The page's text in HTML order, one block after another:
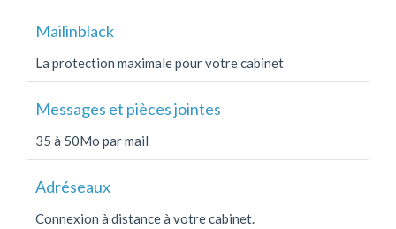
Mailinblack
La protection maximale pour votre cabinet
Messages et pièces jointes
35 à 50Mo par mail
Adréseaux
Connexion à distance à votre cabinet.